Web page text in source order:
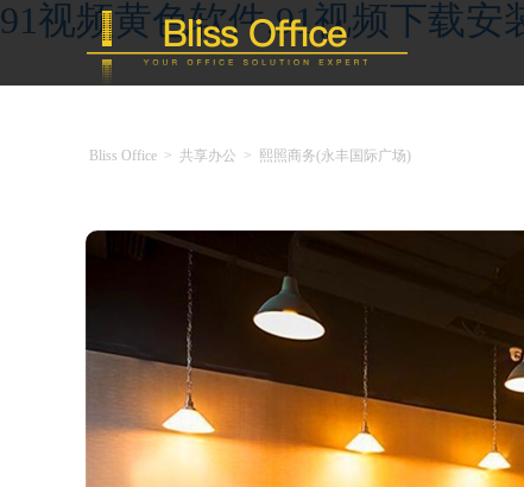
91视频黄色软件,91视频下载安
Bliss Office > 共享办公 > 熙照商务(永丰国际广场)